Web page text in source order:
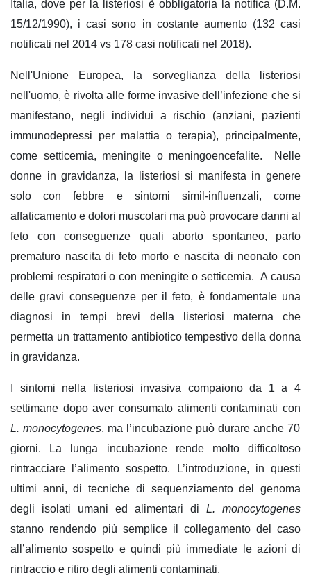
Italia, dove per la listeriosi è obbligatoria la notifica (D.M.
15/12/1990), i casi sono in costante aumento (132 casi
notificati nel 2014 vs 178 casi notificati nel 2018).
Nell'Unione Europea, la sorveglianza della listeriosi
nell'uomo, è rivolta alle forme invasive dell’infezione che si
manifestano, negli individui a rischio (anziani, pazienti
immunodepressi per malattia o terapia), principalmente,
come setticemia, meningite o meningoencefalite. Nelle
donne in gravidanza, la listeriosi si manifesta in genere
solo con febbre e sintomi simil-influenzali, come
affaticamento e dolori muscolari ma può provocare danni al
feto con conseguenze quali aborto spontaneo, parto
prematuro nascita di feto morto e nascita di neonato con
problemi respiratori o con meningite o setticemia. A causa
delle gravi conseguenze per il feto, è fondamentale una
diagnosi in tempi brevi della listeriosi materna che
permetta un trattamento antibiotico tempestivo della donna
in gravidanza.
I sintomi nella listeriosi invasiva compaiono da 1 a 4
settimane dopo aver consumato alimenti contaminati con
L. monocytogenes, ma l’incubazione può durare anche 70
giorni. La lunga incubazione rende molto difficoltoso
rintracciare l’alimento sospetto. L’introduzione, in questi
ultimi anni, di tecniche di sequenziamento del genoma
degli isolati umani ed alimentari di L. monocytogenes
stanno rendendo più semplice il collegamento del caso
all’alimento sospetto e quindi più immediate le azioni di
rintraccio e ritiro degli alimenti contaminati.